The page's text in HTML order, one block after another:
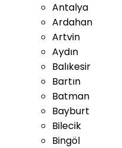
Antalya
Ardahan
Artvin
Aydın
Balıkesir
Bartın
Batman
Bayburt
Bilecik
Bingöl